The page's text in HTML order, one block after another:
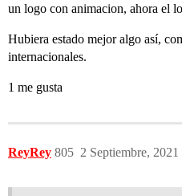
un logo con animacion, ahora el
Hubiera estado mejor algo así,
internacionales.
1 me gusta
ReyRey 2 Septiembre,
805